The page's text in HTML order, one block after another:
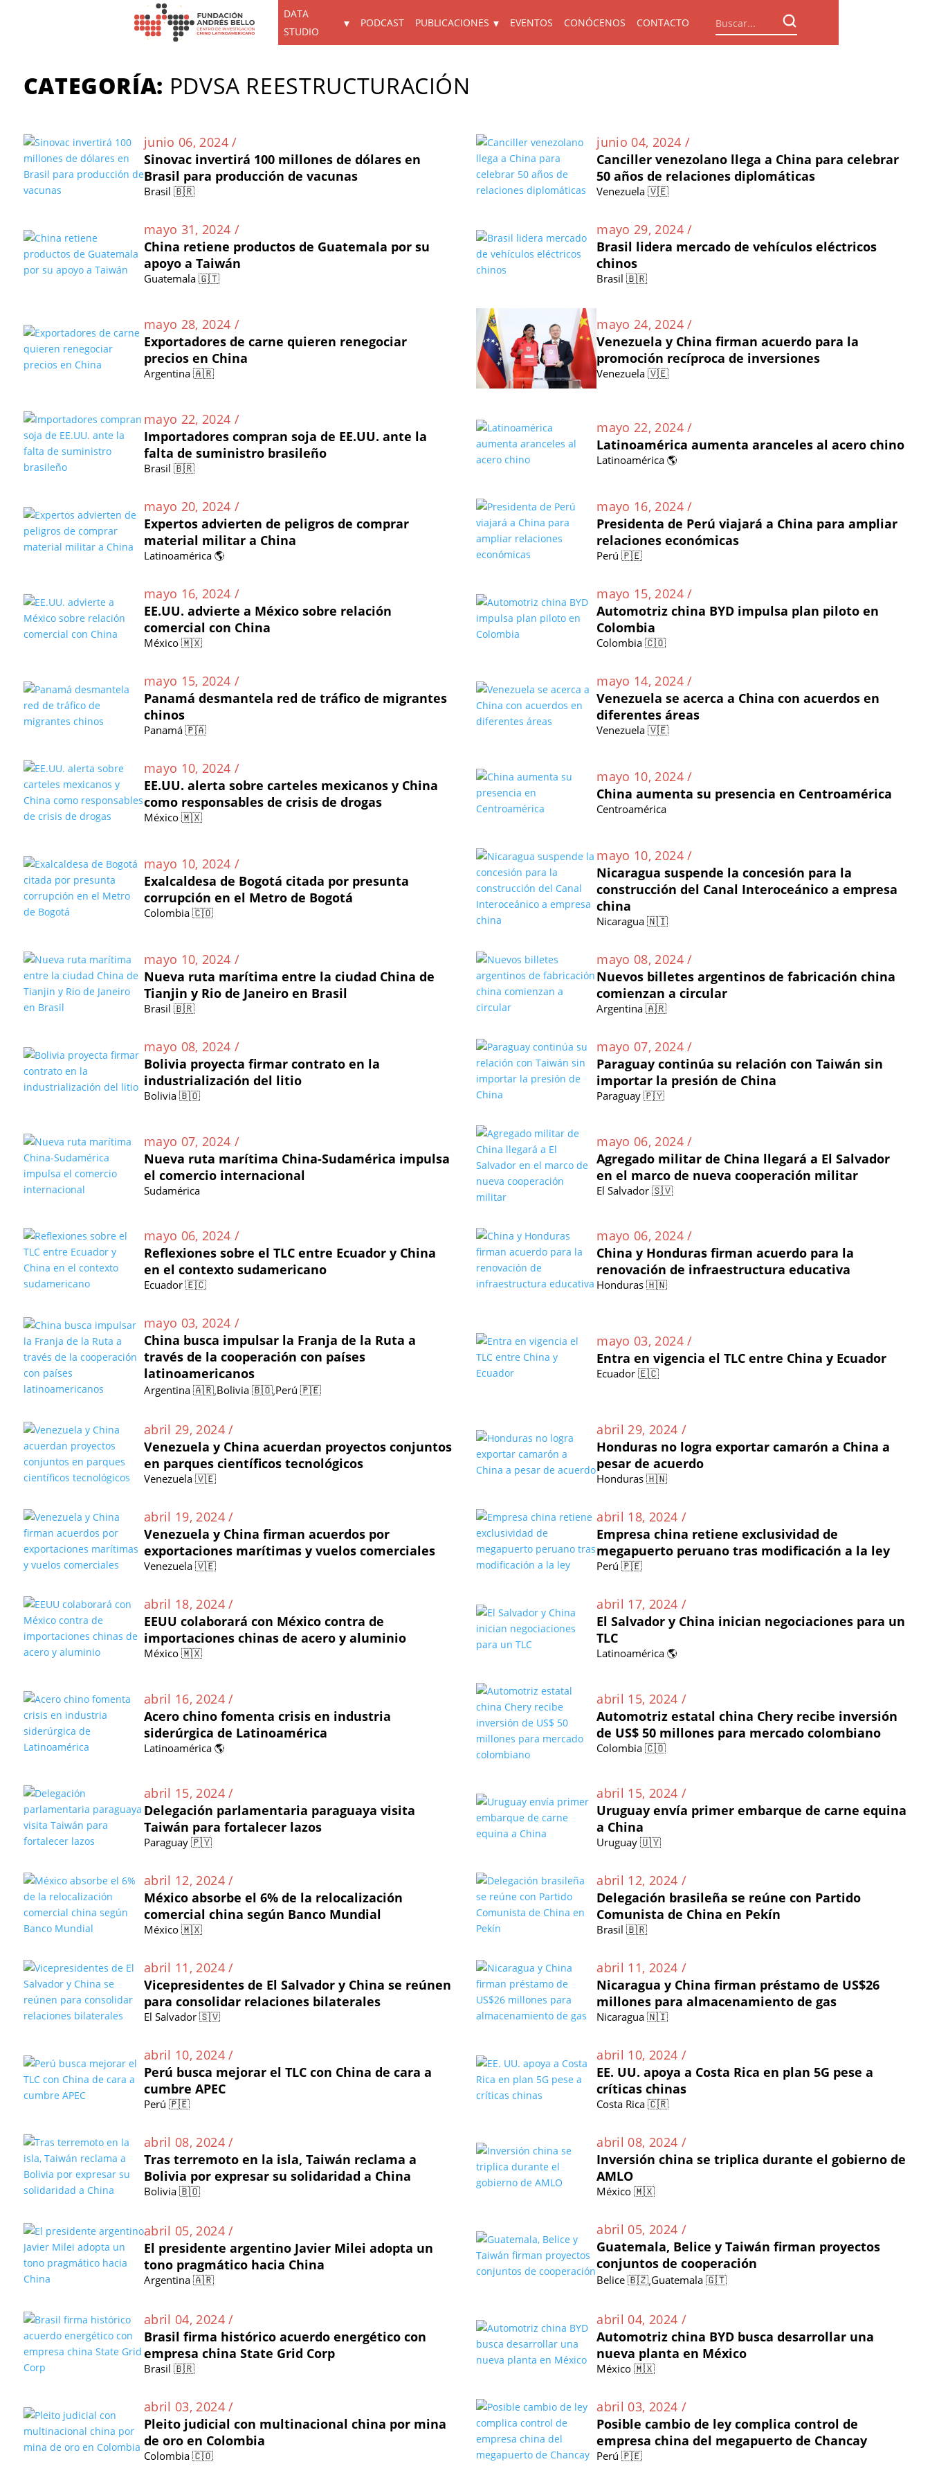
DATA
STUDIO
PODCAST PUBLICACIONES EVENTOS CONÓCENOS CONTACTO
CATEGORÍA: PDVSA REESTRUCTURACIÓN
junio 06, 2024 /
Sinovac invertirá 100 millones de dólares en
Brasil para producción de vacunas
Brasil 🇧🇷
junio 04, 2024 /
Canciller venezolano llega a China para celebrar
50 años de relaciones diplomáticas
Venezuela 🇻🇪
mayo 31, 2024 /
China retiene productos de Guatemala por su
apoyo a Taiwán
Guatemala 🇬🇹
mayo 29, 2024 /
Brasil lidera mercado de vehículos eléctricos
chinos
Brasil 🇧🇷
mayo 28, 2024 /
Exportadores de carne quieren renegociar
precios en China
Argentina 🇦🇷
mayo 24, 2024 /
Venezuela y China firman acuerdo para la
promoción recíproca de inversiones
Venezuela 🇻🇪
mayo 22, 2024 /
Importadores compran soja de EE.UU. ante la
falta de suministro brasileño
Brasil 🇧🇷
mayo 22, 2024 /
Latinoamérica aumenta aranceles al acero chino
Latinoamérica 🌎
mayo 20, 2024 /
Expertos advierten de peligros de comprar
material militar a China
Latinoamérica 🌎
mayo 16, 2024 /
Presidenta de Perú viajará a China para ampliar
relaciones económicas
Perú 🇵🇪
mayo 16, 2024 /
EE.UU. advierte a México sobre relación
comercial con China
México 🇲🇽
mayo 15, 2024 /
Automotriz china BYD impulsa plan piloto en
Colombia
Colombia 🇨🇴
mayo 15, 2024 /
Panamá desmantela red de tráfico de migrantes
chinos
Panamá 🇵🇦
mayo 14, 2024 /
Venezuela se acerca a China con acuerdos en
diferentes áreas
Venezuela 🇻🇪
mayo 10, 2024 /
EE.UU. alerta sobre carteles mexicanos y China
como responsables de crisis de drogas
México 🇲🇽
mayo 10, 2024 /
China aumenta su presencia en Centroamérica
Centroamérica
mayo 10, 2024 /
Exalcaldesa de Bogotá citada por presunta
corrupción en el Metro de Bogotá
Colombia 🇨🇴
mayo 10, 2024 /
Nicaragua suspende la concesión para la
construcción del Canal Interoceánico a empresa
china
Nicaragua 🇳🇮
mayo 10, 2024 /
Nueva ruta marítima entre la ciudad China de
Tianjin y Rio de Janeiro en Brasil
Brasil 🇧🇷
mayo 08, 2024 /
Nuevos billetes argentinos de fabricación china
comienzan a circular
Argentina 🇦🇷
mayo 08, 2024 /
Bolivia proyecta firmar contrato en la
industrialización del litio
Bolivia 🇧🇴
mayo 07, 2024 /
Paraguay continúa su relación con Taiwán sin
importar la presión de China
Paraguay 🇵🇾
mayo 07, 2024 /
Nueva ruta marítima China-Sudamérica impulsa
el comercio internacional
Sudamérica
mayo 06, 2024 /
Agregado militar de China llegará a El Salvador
en el marco de nueva cooperación militar
El Salvador 🇸🇻
mayo 06, 2024 /
Reflexiones sobre el TLC entre Ecuador y China
en el contexto sudamericano
Ecuador 🇪🇨
mayo 06, 2024 /
China y Honduras firman acuerdo para la
renovación de infraestructura educativa
Honduras 🇭🇳
mayo 03, 2024 /
China busca impulsar la Franja de la Ruta a
través de la cooperación con países
latinoamericanos
Argentina 🇦🇷,Bolivia 🇧🇴,Perú 🇵🇪
mayo 03, 2024 /
Entra en vigencia el TLC entre China y Ecuador
Ecuador 🇪🇨
abril 29, 2024 /
Venezuela y China acuerdan proyectos conjuntos
en parques científicos tecnológicos
Venezuela 🇻🇪
abril 29, 2024 /
Honduras no logra exportar camarón a China a
pesar de acuerdo
Honduras 🇭🇳
abril 19, 2024 /
Venezuela y China firman acuerdos por
exportaciones marítimas y vuelos comerciales
Venezuela 🇻🇪
abril 18, 2024 /
Empresa china retiene exclusividad de
megapuerto peruano tras modificación a la ley
Perú 🇵🇪
abril 18, 2024 /
EEUU colaborará con México contra de
importaciones chinas de acero y aluminio
México 🇲🇽
abril 17, 2024 /
El Salvador y China inician negociaciones para un
TLC
Latinoamérica 🌎
abril 16, 2024 /
Acero chino fomenta crisis en industria
siderúrgica de Latinoamérica
Latinoamérica 🌎
abril 15, 2024 /
Automotriz estatal china Chery recibe inversión
de US$ 50 millones para mercado colombiano
Colombia 🇨🇴
abril 15, 2024 /
Delegación parlamentaria paraguaya visita
Taiwán para fortalecer lazos
Paraguay 🇵🇾
abril 15, 2024 /
Uruguay envía primer embarque de carne equina
a China
Uruguay 🇺🇾
abril 12, 2024 /
México absorbe el 6% de la relocalización
comercial china según Banco Mundial
México 🇲🇽
abril 12, 2024 /
Delegación brasileña se reúne con Partido
Comunista de China en Pekín
Brasil 🇧🇷
abril 11, 2024 /
Vicepresidentes de El Salvador y China se reúnen
para consolidar relaciones bilaterales
El Salvador 🇸🇻
abril 11, 2024 /
Nicaragua y China firman préstamo de US$26
millones para almacenamiento de gas
Nicaragua 🇳🇮
abril 10, 2024 /
Perú busca mejorar el TLC con China de cara a
cumbre APEC
Perú 🇵🇪
abril 10, 2024 /
EE. UU. apoya a Costa Rica en plan 5G pese a
críticas chinas
Costa Rica 🇨🇷
abril 08, 2024 /
Tras terremoto en la isla, Taiwán reclama a
Bolivia por expresar su solidaridad a China
Bolivia 🇧🇴
abril 08, 2024 /
Inversión china se triplica durante el gobierno de
AMLO
México 🇲🇽
abril 05, 2024 /
El presidente argentino Javier Milei adopta un
tono pragmático hacia China
Argentina 🇦🇷
abril 05, 2024 /
Guatemala, Belice y Taiwán firman proyectos
conjuntos de cooperación
Belice 🇧🇿,Guatemala 🇬🇹
abril 04, 2024 /
Brasil firma histórico acuerdo energético con
empresa china State Grid Corp
Brasil 🇧🇷
abril 04, 2024 /
Automotriz china BYD busca desarrollar una
nueva planta en México
México 🇲🇽
abril 03, 2024 /
Pleito judicial con multinacional china por mina
de oro en Colombia
Colombia 🇨🇴
abril 03, 2024 /
Posible cambio de ley complica control de
empresa china del megapuerto de Chancay
Perú 🇵🇪